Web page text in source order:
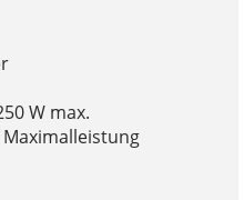
W max.